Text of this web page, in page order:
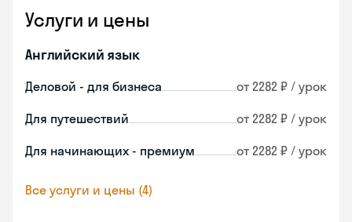
Услуги и цены
Английский язык
Деловой - для бизнеса от 2282 ₽ / урок
Для путешествий от 2282 ₽ / урок
Для начинающих - премиум от 2282 ₽ / урок
Все услуги и цены (4)